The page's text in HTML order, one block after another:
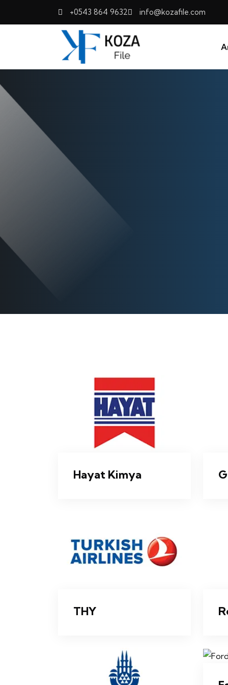
+0543 864 9632 info@kozafile.com
Hayat Kimya
THY